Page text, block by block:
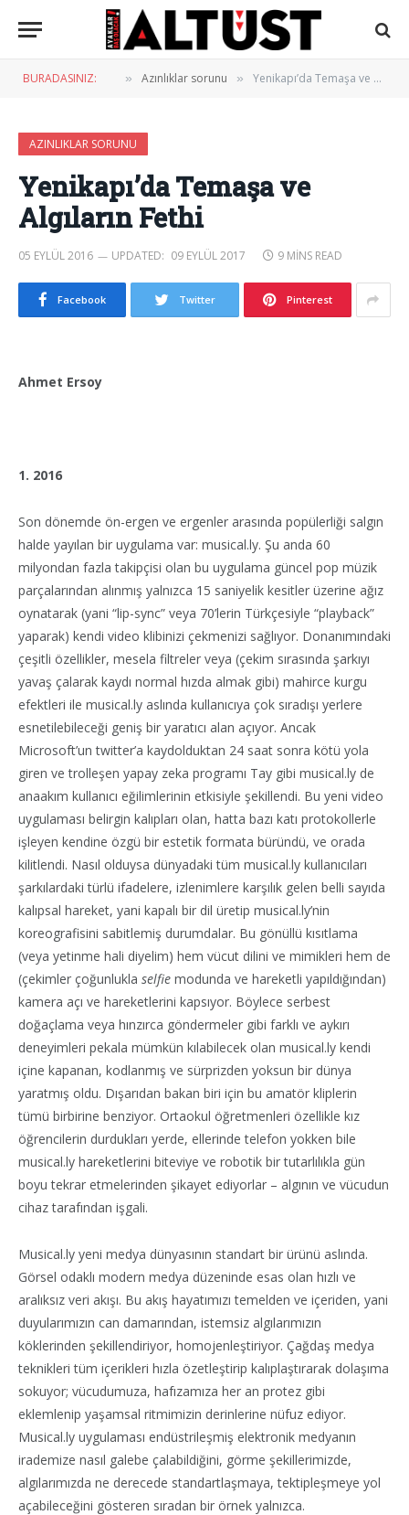
BURADASINIZ: » Azınlıklar sorunu » Yenikapı’da Temaşa ve Algıların Fethi
AZINLIKLAR SORUNU
Yenikapı’da Temaşa ve
Algıların Fethi
05 EYLÜL 2016 UPDATED: 09 EYLÜL 2017 9 MINS READ
Facebook Twitter Pinterest
Ahmet Ersoy
1. 2016
Son dönemde ön-ergen ve ergenler arasında popülerliği salgın
halde yayılan bir uygulama var: musical.ly. Şu anda 60
milyondan fazla takipçisi olan bu uygulama güncel pop müzik
parçalarından alınmış yalnızca 15 saniyelik kesitler üzerine ağız
oynatarak (yani “lip-sync” veya 70’lerin Türkçesiyle “playback”
yaparak) kendi video klibinizi çekmenizi sağlıyor. Donanımındaki
çeşitli özellikler, mesela filtreler veya (çekim sırasında şarkıyı
yavaş çalarak kaydı normal hızda almak gibi) mahirce kurgu
efektleri ile musical.ly aslında kullanıcıya çok sıradışı yerlere
esnetilebileceği geniş bir yaratıcı alan açıyor. Ancak
Microsoft’un twitter’a kaydolduktan 24 saat sonra kötü yola
giren ve trolleşen yapay zeka programı Tay gibi musical.ly de
anaakım kullanıcı eğilimlerinin etkisiyle şekillendi. Bu yeni video
uygulaması belirgin kalıpları olan, hatta bazı katı protokollerle
işleyen kendine özgü bir estetik formata büründü, ve orada
kilitlendi. Nasıl olduysa dünyadaki tüm musical.ly kullanıcıları
şarkılardaki türlü ifadelere, izlenimlere karşılık gelen belli sayıda
kalıpsal hareket, yani kapalı bir dil üretip musical.ly’nin
koreografisini sabitlemiş durumdalar. Bu gönüllü kısıtlama
(veya yetinme hali diyelim) hem vücut dilini ve mimikleri hem de
(çekimler çoğunlukla selfie modunda ve hareketli yapıldığından)
kamera açı ve hareketlerini kapsıyor. Böylece serbest
doğaçlama veya hınzırca göndermeler gibi farklı ve aykırı
deneyimleri pekala mümkün kılabilecek olan musical.ly kendi
içine kapanan, kodlanmış ve sürprizden yoksun bir dünya
yaratmış oldu. Dışarıdan bakan biri için bu amatör kliplerin
tümü birbirine benziyor. Ortaokul öğretmenleri özellikle kız
öğrencilerin durdukları yerde, ellerinde telefon yokken bile
musical.ly hareketlerini biteviye ve robotik bir tutarlılıkla gün
boyu tekrar etmelerinden şikayet ediyorlar – algının ve vücudun
cihaz tarafından işgali.
Musical.ly yeni medya dünyasının standart bir ürünü aslında.
Görsel odaklı modern medya düzeninde esas olan hızlı ve
aralıksız veri akışı. Bu akış hayatımızı temelden ve içeriden, yani
duyularımızın can damarından, istemsiz algılarımızın
köklerinden şekillendiriyor, homojenleştiriyor. Çağdaş medya
teknikleri tüm içerikleri hızla özetleştirip kalıplaştırarak dolaşıma
sokuyor; vücudumuza, hafızamıza her an protez gibi
eklemlenip yaşamsal ritmimizin derinlerine nüfuz ediyor.
Musical.ly uygulaması endüstrileşmiş elektronik medyanın
irademize nasıl galebe çalabildiğini, görme şekillerimizde,
algılarımızda ne derecede standartlaşmaya, tektipleşmeye yol
açabileceğini gösteren sıradan bir örnek yalnızca.